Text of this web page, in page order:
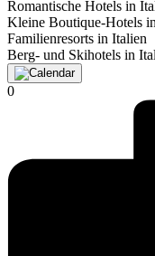
Romantische Hotels in
Kleine Boutique-Hotels
Familienresorts in Italien
Berg- und Skihotels in
0